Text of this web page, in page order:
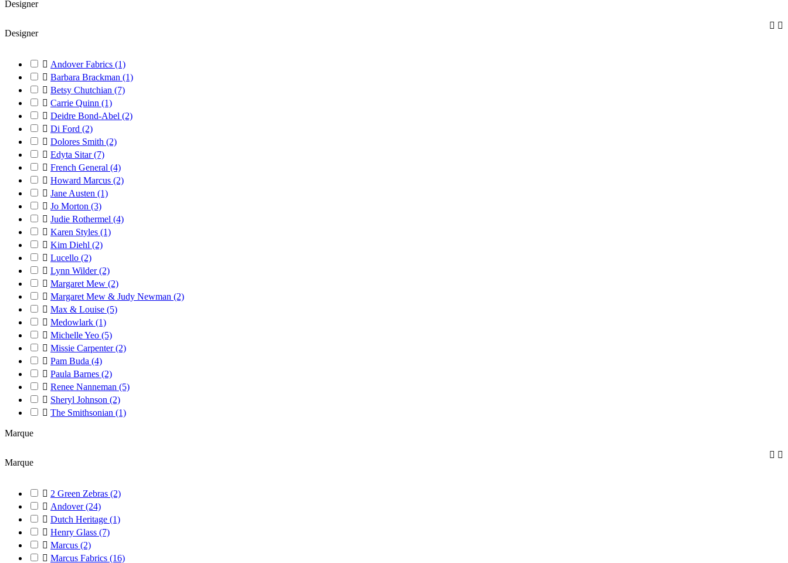
Designer
Designer
 
 Andover Fabrics (1)
 Barbara Brackman (1)
 Betsy Chutchian (7)
 Carrie Quinn (1)
 Deidre Bond-Abel (2)
 Di Ford (2)
 Dolores Smith (2)
 Edyta Sitar(7)
 French General (4)
 Howard Marcus (2)
 Jane Austen (1)
 Jo Morton (3)
 Judie Rothermel (4)
 Karen Styles (1)
 Kim Diehl (2)
 Lucello (2)
 Lynn Wilder(2)
 Margaret Mew (2)
 Margaret Mew & Judy Newman (2)
 Max & Louise (5)
 Medowlark (1)
 Michelle Yeo (5)
 Missie Carpenter(2)
 Pam Buda (4)
 Paula Barnes (2)
 Renee Nanneman (5)
 Sheryl Johnson (2)
 The Smithsonian (1)
Marque
Marque
 
 2 Green Zebras (2)
 Andover(24)
 Dutch Heritage (1)
 Henry Glass (7)
 Marcus (2)
 Marcus Fabrics (16)